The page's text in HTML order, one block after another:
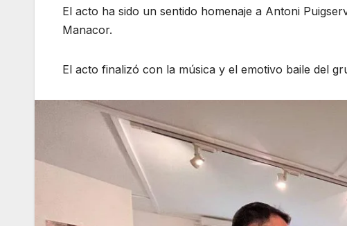
El acto ha sido un sentido homenaje a Antoni
Manacor.
El acto finalizó con la música y el emotivo baile del